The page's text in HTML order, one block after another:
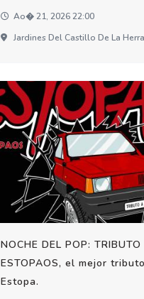
Ao� 21, 2026 22:00
Jardines Del Castillo De La
NOCHE DEL POP: TRIBUTO
ESTOPAOS, el mejor
Estopa.